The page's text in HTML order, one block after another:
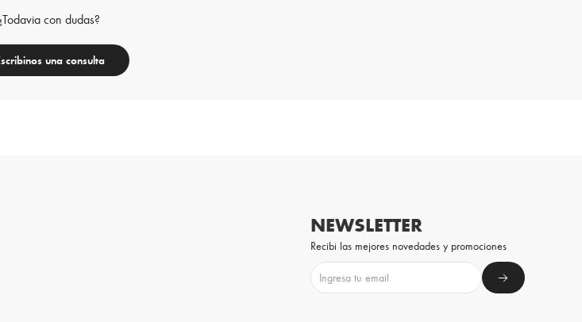
con dudas?
una consulta
NEWSLETTER
Recibi las mejores novedades y promociones